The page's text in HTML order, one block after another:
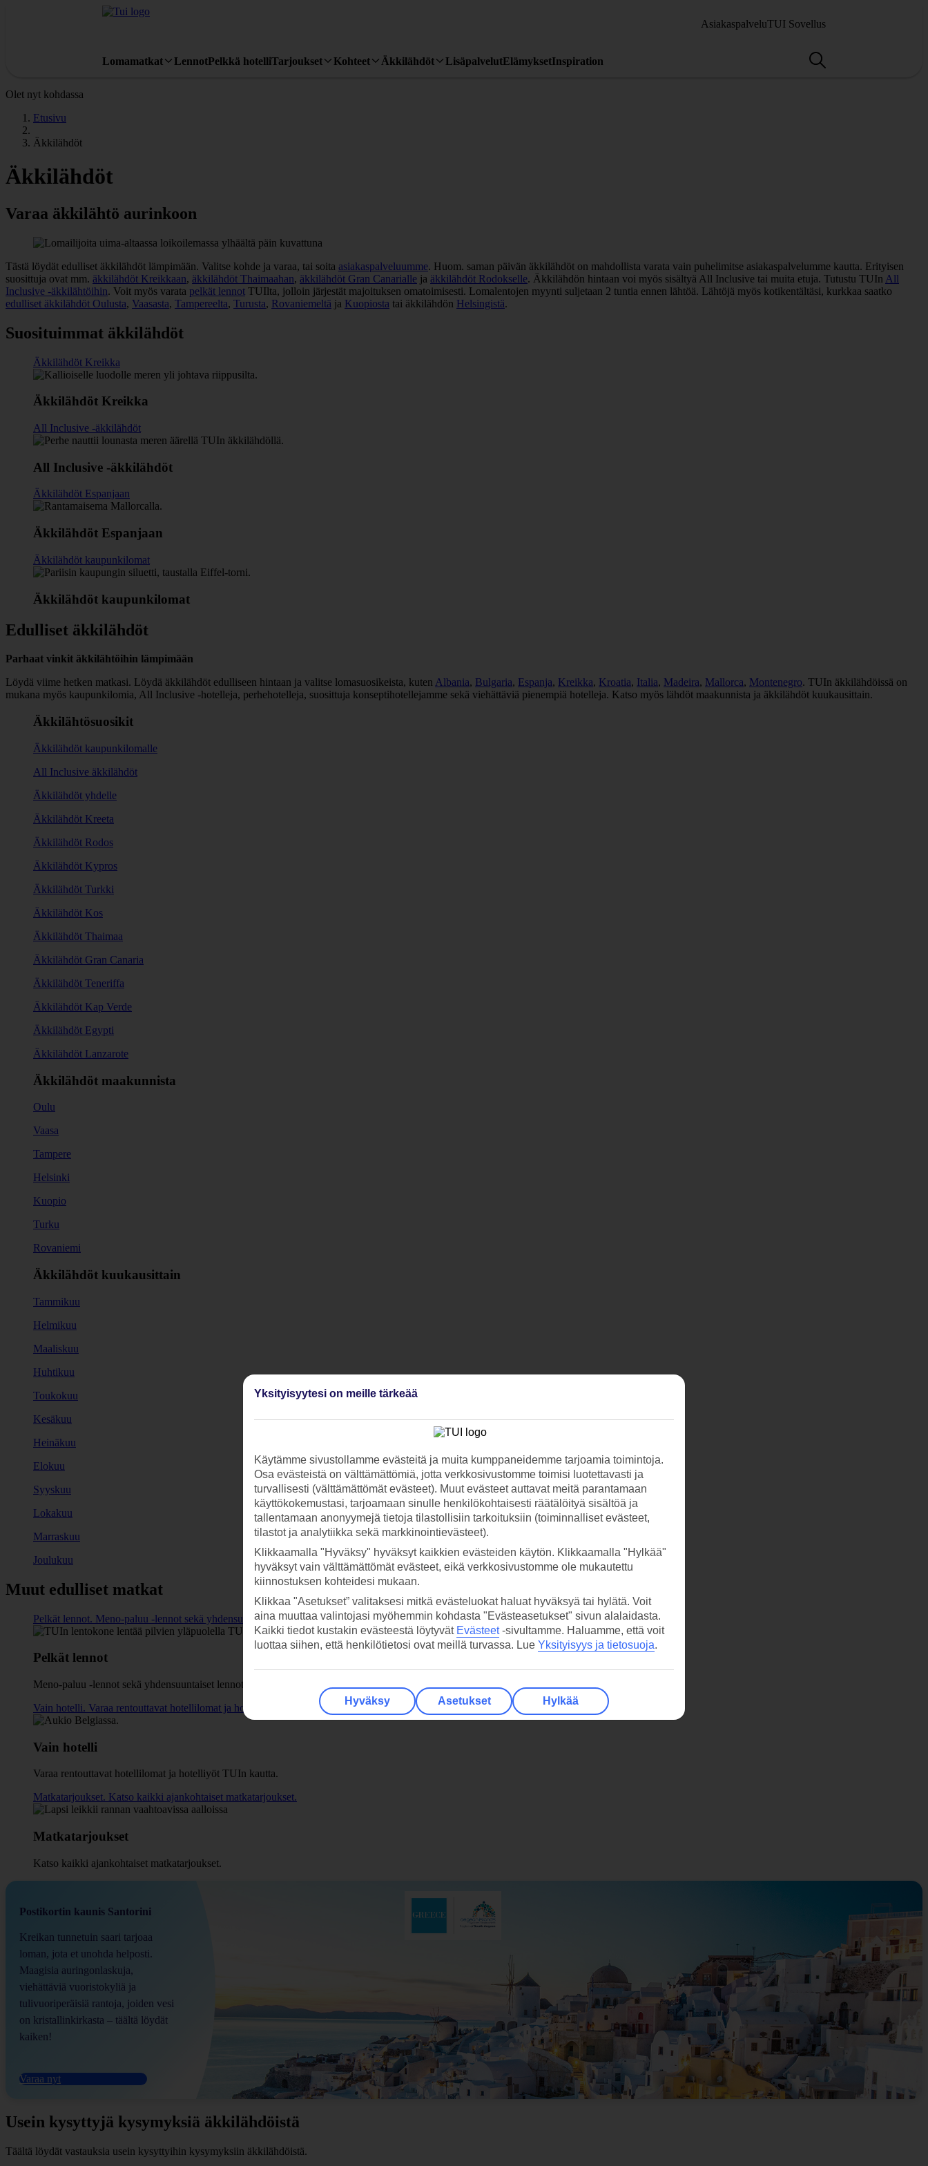
AsiakaspalveluTUI Sovellus
Lomamatkat LennotPelkkä hotelliTarjoukset Kohteet Äkkilähdöt LisäpalvelutElämyksetInspiration
Olet nyt kohdassa
Etusivu
Äkkilähdöt
Äkkilähdöt
Varaa äkkilähtö aurinkoon
Tästä löydät edulliset äkkilähdöt lämpimään. Valitse kohde ja varaa, tai soita asiakaspalveluumme. Huom. saman päivän äkkilähdöt on mahdollista varata vain puhelimitse asiakaspalvelumme kautta. Erityisen
suosittuja ovat mm. äkkilähdöt Kreikkaan, äkkilähdöt Thaimaahan, äkkilähdöt Gran Canarialle ja äkkilähdöt Rodokselle. Äkkilähdön hintaan voi myös sisältyä All Inclusive tai muita etuja. Tutustu TUIn All
Inclusive -äkkilähtöihin. Voit myös varata pelkät lennot TUIlta, jolloin järjestät majoituksen omatoimisesti. Lomalentojen myynti suljetaan 2 tuntia ennen lähtöä. Lähtöjä myös kotikentältäsi, kurkkaa saatko
edulliset äkkilähdöt Oulusta, Vaasasta, Tampereelta, Turusta, Rovaniemeltä ja Kuopiosta tai äkkilähdön Helsingistä.
Suosituimmat äkkilähdöt
Äkkilähdöt Kreikka
Äkkilähdöt Kreikka
All Inclusive -äkkilähdöt
All Inclusive -äkkilähdöt
Äkkilähdöt Espanjaan
Äkkilähdöt Espanjaan
Äkkilähdöt kaupunkilomat
Äkkilähdöt kaupunkilomat
Edulliset äkkilähdöt
Parhaat vinkit äkkilähtöihin lämpimään
Löydä viime hetken matkasi. Löydä äkkilähdöt edulliseen hintaan ja valitse lomasuosikeista, kuten Albania, Bulgaria, Espanja, Kreikka, Kroatia, Italia, Madeira, Mallorca, Montenegro. TUIn äkkilähdöissä on
mukana myös kaupunkilomia, All Inclusive -hotelleja, perhehotelleja, suosittuja konseptihotellejamme sekä viehättäviä pienempiä hotelleja. Katso myös lähdöt maakunnista ja äkkilähdöt kuukausittain.
Äkkilähtösuosikit
Äkkilähdöt kaupunkilomalle
All Inclusive äkkilähdöt
Äkkilähdöt yhdelle
Äkkilähdöt Kreeta
Äkkilähdöt Rodos
Äkkilähdöt Kypros
Äkkilähdöt Turkki
Äkkilähdöt Kos
Äkkilähdöt Thaimaa
Äkkilähdöt Gran Canaria
Äkkilähdöt Teneriffa
Äkkilähdöt Kap Verde
Äkkilähdöt Egypti
Äkkilähdöt Lanzarote
Äkkilähdöt maakunnista
Oulu
Vaasa
Tampere
Helsinki
Kuopio
Turku
Rovaniemi
Äkkilähdöt kuukausittain
Tammikuu
Helmikuu
Maaliskuu
Huhtikuu
Toukokuu
Kesäkuu
Heinäkuu
Elokuu
Syyskuu
Lokakuu
Marraskuu
Joulukuu
Muut edulliset matkat
Pelkät lennot. Meno-paluu -lennot sekä yhdensuuntaiset lennot lomakohteisiin.
Pelkät lennot
Meno-paluu -lennot sekä yhdensuuntaiset lennot lomakohteisiin.
Vain hotelli. Varaa rentouttavat hotellilomat ja hotelliyöt TUIn kautta.
Vain hotelli
Varaa rentouttavat hotellilomat ja hotelliyöt TUIn kautta.
Matkatarjoukset. Katso kaikki ajankohtaiset matkatarjoukset.
Matkatarjoukset
Katso kaikki ajankohtaiset matkatarjoukset.
Postikortin kaunis Santorini
Kreikan tunnetuin saari tarjoaa
loman, jota et unohda helposti.
Maagisia auringonlaskuja,
viehättäviä vuoristokyliä ja
tulivuoriperäisiä rantoja, joiden vesi
on kristallinkirkasta – täältä löydät
kaiken!
Varaa nyt
Usein kysyttyjä kysymyksiä äkkilähdöistä
Täältä löydät vastauksia usein kysyttyihin kysymyksiin äkkilähdöistä.
Yksityisyytesi on meille tärkeää
Käytämme sivustollamme evästeitä ja muita kumppaneidemme tarjoamia toimintoja.
Osa evästeistä on välttämättömiä, jotta verkkosivustomme toimisi luotettavasti ja
turvallisesti (välttämättömät evästeet). Muut evästeet auttavat meitä parantamaan
käyttökokemustasi, tarjoamaan sinulle henkilökohtaisesti räätälöityä sisältöä ja
tallentamaan anonyymejä tietoja tilastollisiin tarkoituksiin (toiminnalliset evästeet,
tilastot ja analytiikka sekä markkinointievästeet).
Klikkaamalla "Hyväksy" hyväksyt kaikkien evästeiden käytön. Klikkaamalla "Hylkää"
hyväksyt vain välttämättömät evästeet, eikä verkkosivustomme ole mukautettu
kiinnostuksen kohteidesi mukaan.
Klikkaa "Asetukset” valitaksesi mitkä evästeluokat haluat hyväksyä tai hylätä. Voit
aina muuttaa valintojasi myöhemmin kohdasta "Evästeasetukset" sivun alalaidasta.
Kaikki tiedot kustakin evästeestä löytyvät Evästeet-sivultamme. Haluamme, että voit
luottaa siihen, että henkilötietosi ovat meillä turvassa. Lue Yksityisyys ja tietosuoja.
Hyväksy Asetukset Hylkää